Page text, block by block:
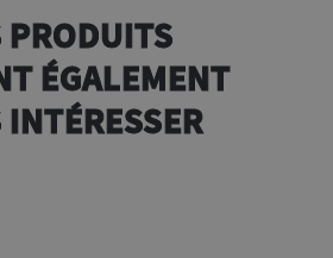
PRODUITS
ÉGALEMENT